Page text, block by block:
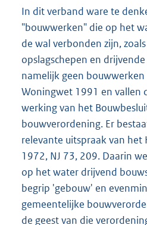
In dit verband ware te
"bouwwerken" die op het
de wal verbonden zijn,
opslagschepen en
namelijk geen bouwwerken
Woningwet 1991 en vallen
werking van het
bouwverordening. Er
relevante uitspraak van het
1972, NJ 73, 209. Daarin
op het water drijvend
begrip 'gebouw' en
gemeentelijke
de geest van die